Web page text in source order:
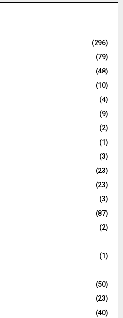
(296)
(79)
(48)
(10)
(4)
(9)
(2)
(1)
(3)
(23)
(23)
(3)
(87)
(2)
(1)
(50)
(23)
(40)